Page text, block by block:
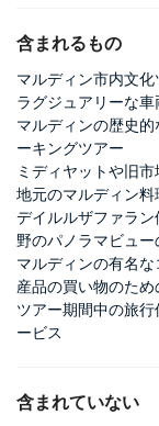
含まれるもの
マルディン市内文
ラグジュアリーな
マルディンの歴史
ーキングツアー
ミディヤットや旧
地元のマルディン
デイルルザファラ
野のパノラマビュー
マルディンの有名
産品の買い物のた
ツアー期間中の旅
ービス
含まれていない